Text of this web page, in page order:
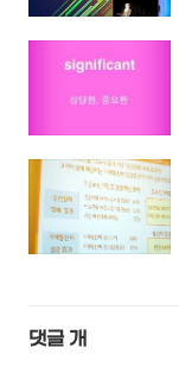
댓글 개